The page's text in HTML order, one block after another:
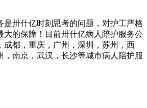
是卅什亿时刻思考的问题，对护工严格
大的保障！目前卅什亿病人陪护服务公
成都，重庆，广州，深圳，苏州，西
，南京，武汉，长沙等城市病人陪护服